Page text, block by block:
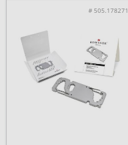
# 505.178271